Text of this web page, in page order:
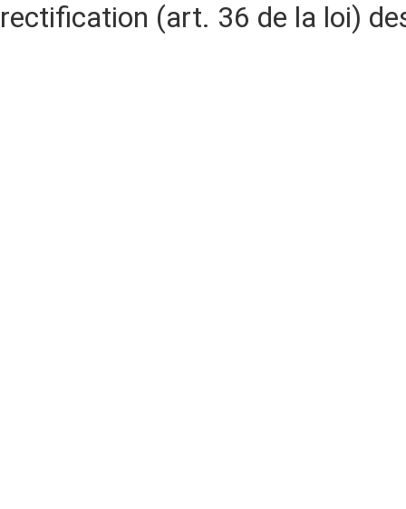
rectification (art. 36 de la loi)